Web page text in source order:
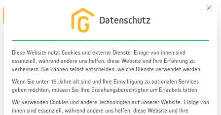
Zum
Inhalt
Wohnung kaufen
Freundliche 2-Zimmer-Wohnung in Graz Geidorf | 56
m² | moderne Einbauküche | Kellerabteil
Mit
Datenschutz
Diese Website nutzt Cookies und externe Dienste. Einige von ihnen sind
essenziell, während andere uns helfen, diese Website und Ihre Erfahrung zu
verbessern. Sie können selbst entscheiden, welche Dienste verwendet werden:
Wenn Sie unter 16 Jahre alt sind und Ihre Einwilligung zu optionalen Services
geben möchten, müssen Sie Ihre Erziehungsberechtigten um Erlaubnis bitten.
Wir verwenden Cookies und andere Technologien auf unserer Website. Einige von
ihnen sind essenziell, während andere uns helfen, diese Website und Ihre